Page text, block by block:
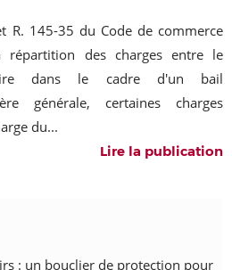
R. 145-35 du Code de commerce
répartition des charges entre le
dans le cadre d'un bail
générale, certaines charges
du...
Lire la publication